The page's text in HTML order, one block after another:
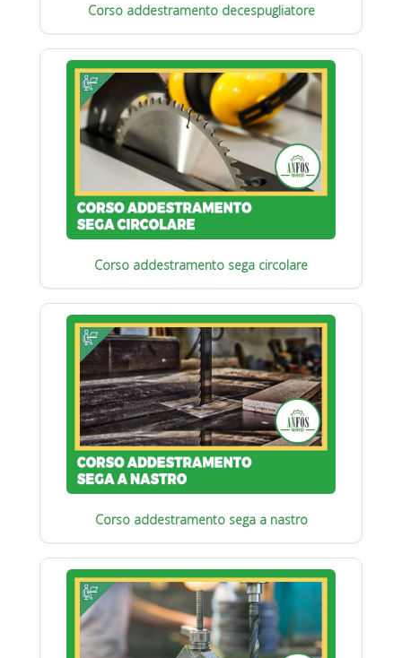
Corso addestramento decespugliatore
Corso addestramento sega circolare
Corso addestramento sega a nastro